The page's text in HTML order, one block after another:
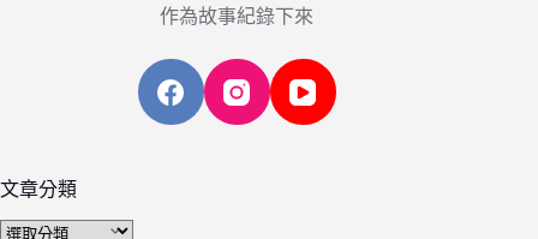
作為故事紀錄下來
文章分類
文